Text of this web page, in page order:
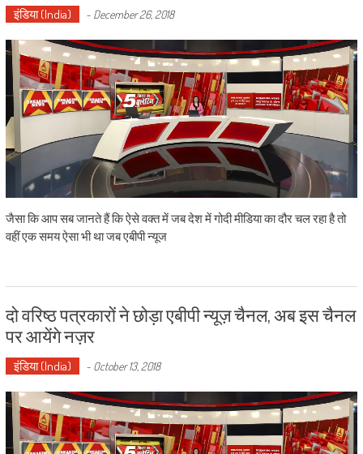
इंडिया (India) - December 26, 2018
जैसा कि आप सब जानते हैं कि ऐसे वक्त में जब देश में गोदी मीडिया का दौर चल रहा है तो
वहीं एक समय ऐसा भी था जब एबीपी न्यूज
दो वरिष्ठ पत्रकारों ने छोड़ा एबीपी न्यूज़ चैनल, अब इस चैनल
पर आयेंगे नज़र
इंडिया (India) - October 13, 2018